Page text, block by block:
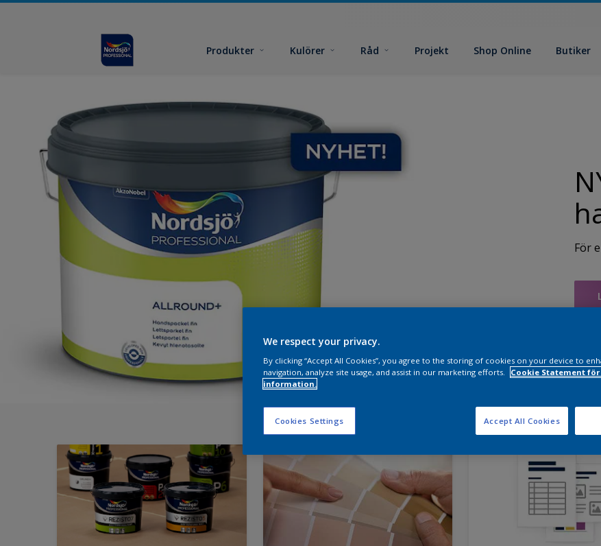
Produkter Kulörer Råd Projekt Shop Online Butiker
För
We respect your privacy.
By clicking “Accept All Cookies”, you agree to the storing of cookies on your device to
navigation, analyze site usage, and assist in our marketing efforts.
Cookie Statement
information.
Cookies Settings Accept All Cookies